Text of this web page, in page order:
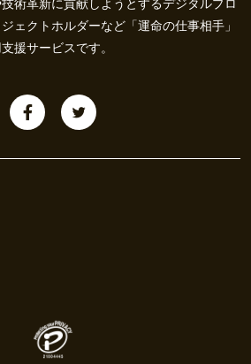
術革新に貢献しようとするデジタルプロ
ェクトホルダーなど「運命の仕事相手」
援サービスです。